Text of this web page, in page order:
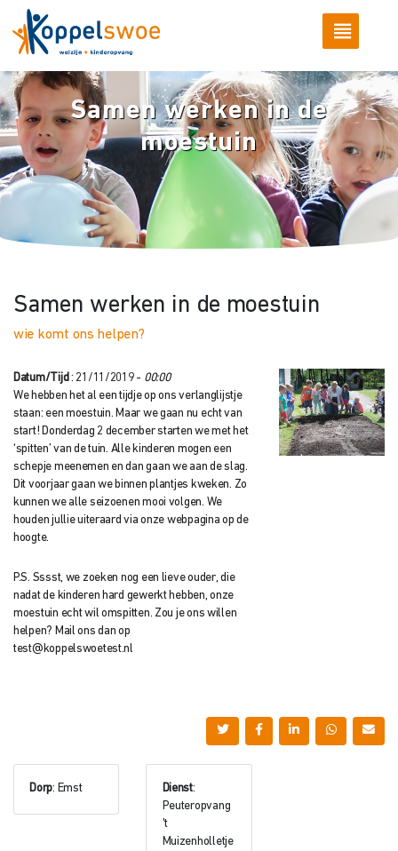
Samen werken in de
moestuin
Samen werken in de moestuin
wie komt ons helpen?
Datum/Tijd : 21/11/2019 - 00:00
We hebben het al een tijdje op ons verlanglijstje
staan: een moestuin. Maar we gaan nu echt van
start! Donderdag 2 december starten we met het
‘spitten’ van de tuin. Alle kinderen mogen een
schepje meenemen en dan gaan we aan de slag.
Dit voorjaar gaan we binnen plantjes kweken. Zo
kunnen we alle seizoenen mooi volgen. We
houden jullie uiteraard via onze webpagina op de
hoogte.
P.S. Sssst, we zoeken nog een lieve ouder, die
nadat de kinderen hard gewerkt hebben, onze
moestuin echt wil omspitten. Zou je ons willen
helpen? Mail ons dan op
test@koppelswoetest.nl
Dorp: Emst Dienst:
Peuteropvang
't
Muizenholletje